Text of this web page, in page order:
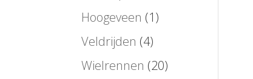
Hoogeveen (1)
Veldrijden (4)
Wielrennen (20)